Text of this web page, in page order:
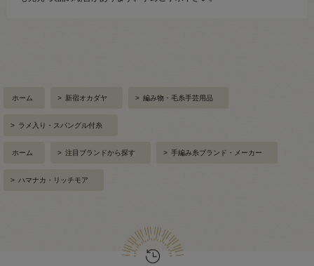
ホーム > 新宿オカダヤ > 編み物・毛糸手芸用品
> ラメ入り・スパングル付糸
ホーム > 注目ブランドから探す > 手編み糸ブランド・メーカー
> ハマナカ・リッチモア